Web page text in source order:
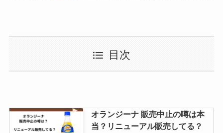
ライスクリスピーはどこで買え
る？カルディでも売ってる？
目次
オランジーナ 販売中止の噂は本
当？リニューアル販売してる？